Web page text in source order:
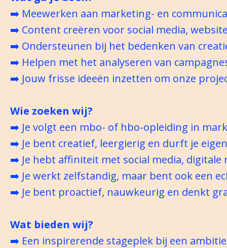
➡️ Meewerken aan marketing- en
➡️ Content creëren voor social media,
➡️ Ondersteunen bij het bedenken van
➡️ Helpen met het analyseren van
➡️ Jouw frisse ideeën inzetten om onze
Wie zoeken wij?
➡️ Je volgt een mbo- of hbo-opleiding in
➡️ Je bent creatief, leergierig en durft je
➡️ Je hebt affiniteit met social media,
➡️ Je werkt zelfstandig, maar bent ook een
➡️ Je bent proactief, nauwkeurig en denkt
Wat bieden wij?
➡️ Een inspirerende stageplek bij een